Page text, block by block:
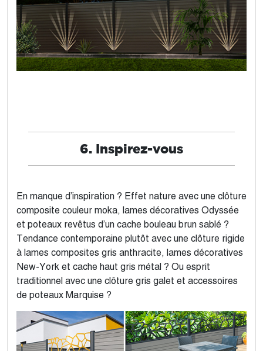
6. Inspirez-vous
En manque d’inspiration ? Effet nature avec une clôture
composite couleur moka, lames décoratives Odyssée
et poteaux revêtus d’un cache bouleau brun sablé ?
Tendance contemporaine plutôt avec une clôture rigide
à lames composites gris anthracite, lames décoratives
New-York et cache haut gris métal ? Ou esprit
traditionnel avec une clôture gris galet et accessoires
de poteaux Marquise ?